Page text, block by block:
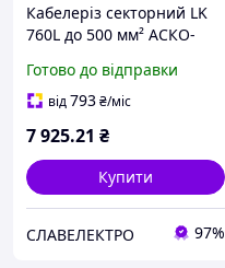
Кабелеріз секторний LK
760L до 500 мм² АСКО-
кабелю з храповим
механізмом
Готово до відправки
від793₴/міс
7 925.21 ₴
Купити
СЛАВЕЛЕКТРО 97%